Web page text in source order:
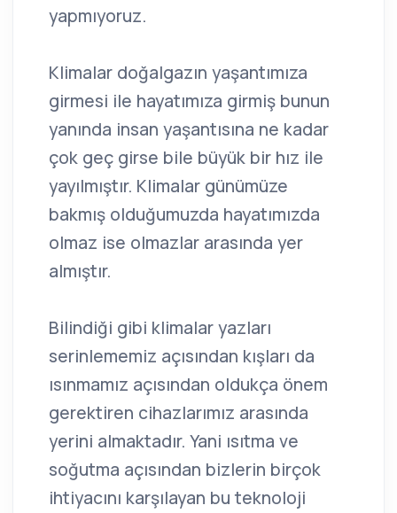
yapmıyoruz.
Klimalar doğalgazın yaşantımıza
girmesi ile hayatımıza girmiş bunun
yanında insan yaşantısına ne kadar
çok geç girse bile büyük bir hız ile
yayılmıştır. Klimalar günümüze
bakmış olduğumuzda hayatımızda
olmaz ise olmazlar arasında yer
almıştır.
Bilindiği gibi klimalar yazları
serinlememiz açısından kışları da
ısınmamız açısından oldukça önem
gerektiren cihazlarımız arasında
yerini almaktadır. Yani ısıtma ve
soğutma açısından bizlerin birçok
ihtiyacını karşılayan bu teknoloji